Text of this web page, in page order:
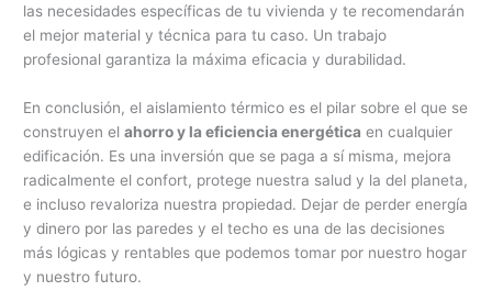
las necesidades específicas de tu vivienda y te recomendarán
el mejor material y técnica para tu caso. Un trabajo
profesional garantiza la máxima eficacia y durabilidad.
En conclusión, el aislamiento térmico es el pilar sobre el que se
construyen elahorro y la eficiencia energética en cualquier
edificación. Es una inversión que se paga a sí misma, mejora
radicalmente el confort, protege nuestra salud y la del planeta,
e incluso revaloriza nuestra propiedad. Dejar de perder energía
y dinero por las paredes y el techo es una de las decisiones
más lógicas y rentables que podemos tomar por nuestro hogar
y nuestro futuro.